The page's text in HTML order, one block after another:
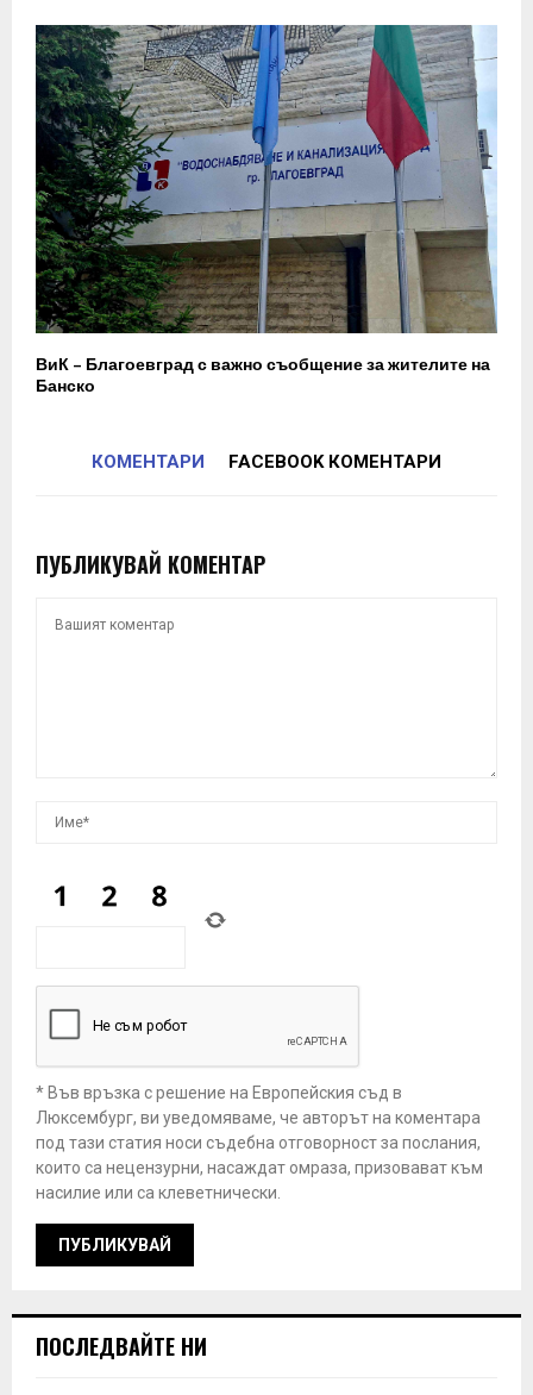
ВиК – Благоевград с важно съобщение за жителите на
Банско
КОМЕНТАРИ FACEBOOK КОМЕНТАРИ
ПУБЛИКУВАЙ КОМЕНТАР
* Във връзка с решение на Европейския съд в
Люксембург, ви уведомяваме, че авторът на коментара
под тази статия носи съдебна отговорност за послания,
които са нецензурни, насаждат омраза, призовават към
насилие или са клеветнически.
ПОСЛЕДВАЙТЕ НИ